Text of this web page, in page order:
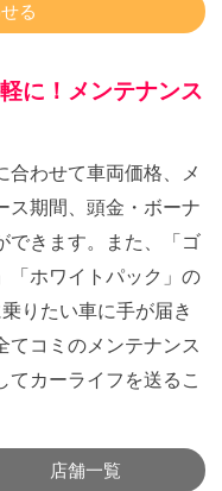
る
に！メンテナンス
合わせて車両価格、メ
ス期間、頭金・ボーナ
できます。また、「ゴ
「ホワイトパック」の
りたい車に手が届き
てコミのメンテナンス
てカーライフを送るこ
店舗一覧